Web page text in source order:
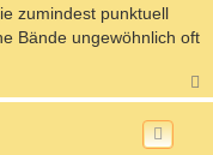
zumindest punktuell
Bände ungewöhnlich oft
a